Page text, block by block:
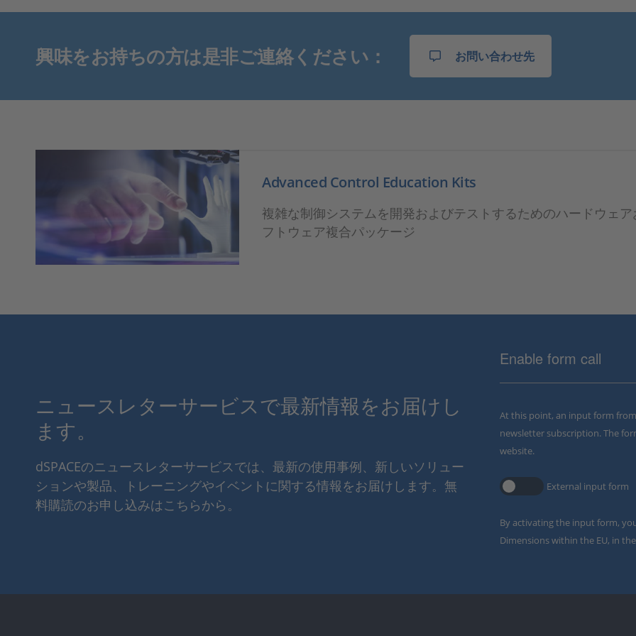
興味をお持ちの方は是非ご連絡ください： お問い合わせ先
Advanced Control Education Kits
複雑な制御システムを開発およびテストするためのハードウェア
フトウェア複合パッケージ
ニュースレターサービスで最新情報をお届けし
ます。
dSPACEのニュースレターサービスでは、最新の使用事例、新しいソリュー
ションや製品、トレーニングやイベントに関する情報をお届けします。無
料購読のお申し込みはこちらから。
Enable form call
At this point, an input form
newsletter subscription. The
website.
External input form
By activating the input form,
Dimensions within the EU, in